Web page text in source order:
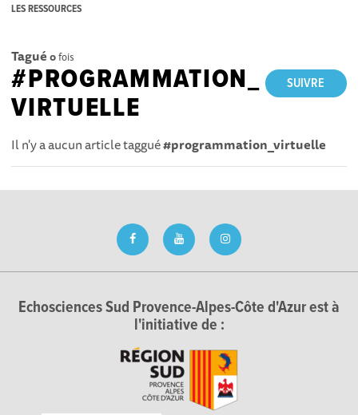
LES RESSOURCES
Tagué 0fois
SUIVRE
#PROGRAMMATION_
VIRTUELLE
Il n'y a aucun article taggué#programmation_virtuelle
Echosciences Sud Provence-Alpes-Côte d'Azur est à
l'initiative de :